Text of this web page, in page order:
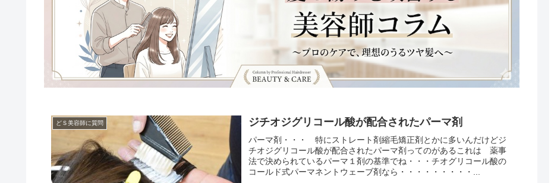
どＳ美容師に質問 ジチオジグリコール酸が配合されたパーマ剤
パーマ剤・・・ 特にストレート剤縮毛矯正剤とかに多いんだけどジ
チオジグリコール酸が配合されたパーマ剤ってのがあるこれは 薬事
法で決められているパーマ１剤の基準でね・・・チオグリコール酸の
コールド式パーマネントウェーブ剤なら・・・・・・・・・...